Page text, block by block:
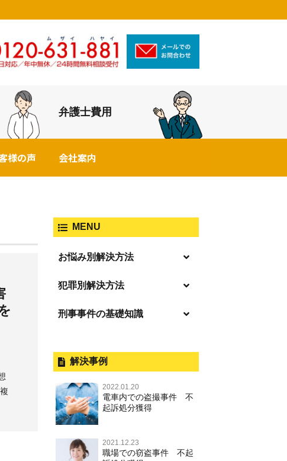
弁護士費用
様の声 会社案内
MENU
お悩み別解決方法
「逮捕」について適切に知ること
起訴後、前科がつくのを避けるた
逮捕されたら
釈放してほしい
逮捕後、早急な釈放・保釈を望む
ときにすべきこと
被害者との示談を円満に進めるた
犯罪別解決方法
事件別－暴力事件
暴行・傷害
殺人
過失致死・過失傷害
脅迫・強要
逮捕・監禁
性犯罪 TOP
痴漢
盗撮，のぞき
つ，準強制わいせつ），監護者わ
いせつ
事件別－財産犯
財産犯 TOP
窃盗罪
強盗罪
事件別－薬物事件
薬物事件 TOP
覚せい剤
事件別－交通違反・交通事故
交通違反・交通事故 TOP
その他
刑事事件の基礎知識
外国人事件の手続きと特色
刑事裁判の概要・手続
公務員の逮捕・刑事事件
控訴・上告
国選弁護士と私選弁護士の違い
解決事例
2022.01.20
電車内での盗撮事件 不
起訴処分獲得
2021.12.23
職場での窃盗事件 不起